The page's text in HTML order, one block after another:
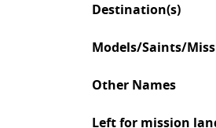
Destination(s)
Models/Saints/
Other Names
Left for mission